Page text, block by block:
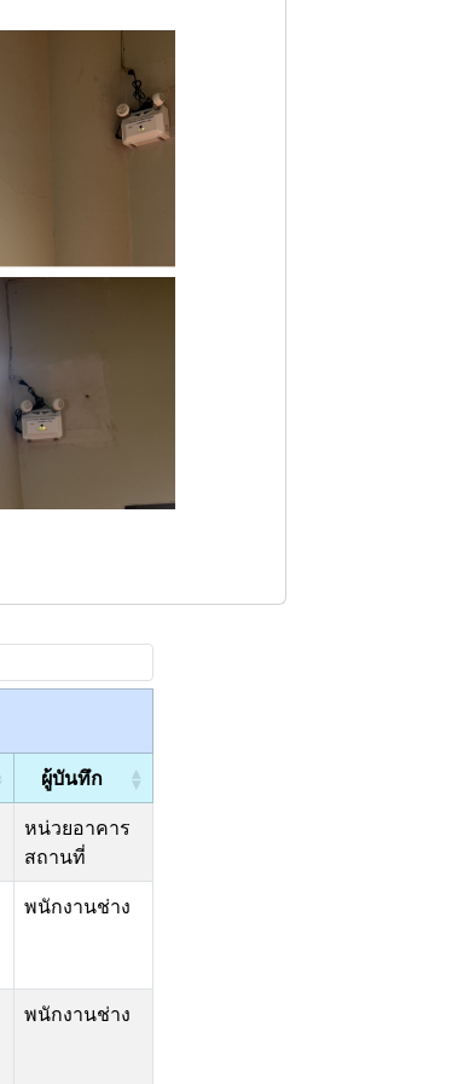
ผู้บันทึก
หน่วยอาคาร
สถานที่
พนักงานช่าง
พนักงานช่าง